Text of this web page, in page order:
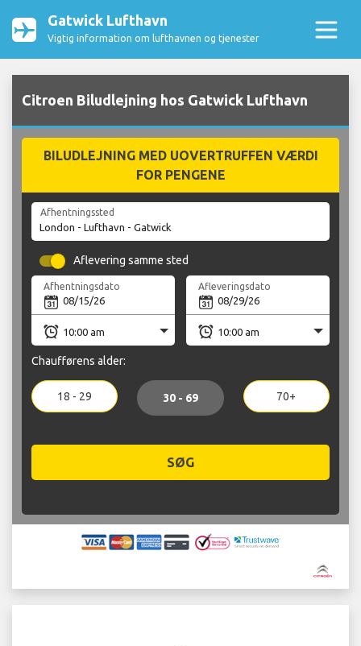
Gatwick Lufthavn
Vigtig information om lufthavnen og tjenester
Citroen Biludlejning hos Gatwick Lufthavn
BILUDLEJNING MED UOVERTRUFFEN VÆRDI
FOR PENGENE
Afhentningssted
Aflevering samme sted
Afhentningsdato Afleveringsdato
Chaufførens alder:
18 - 29 30 - 69 70+
SØG